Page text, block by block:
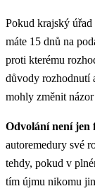
Pokud krajský úřad
máte 15 dnů na
proti kterému
důvody rozhodnutí
mohly změnit
Odvolání není jen
autoremedury své
tehdy, pokud v
tím újmu nikomu